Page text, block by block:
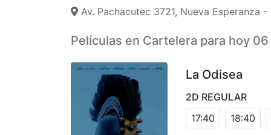
Av. Pachacutec 3721, Nueva Esperanza
Películas en Cartelera para hoy
La Odisea
2D REGULAR
17:40
18:40